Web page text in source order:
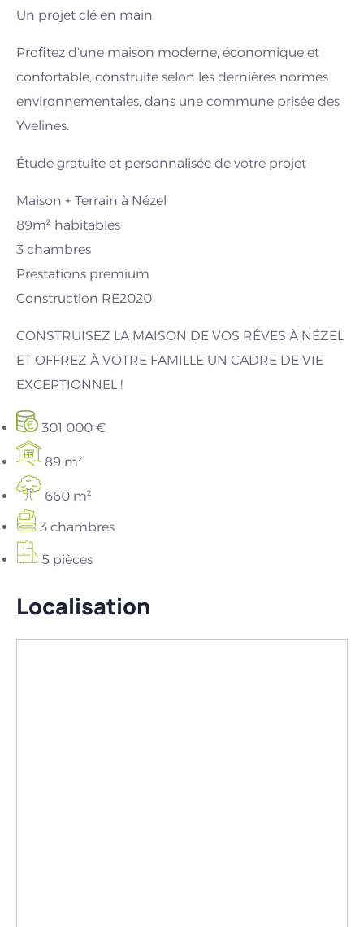
Un projet clé en main
Profitez d’une maison moderne, économique et
confortable, construite selon les dernières normes
environnementales, dans une commune prisée des
Yvelines.
Étude gratuite et personnalisée de votre projet
Maison + Terrain à Nézel
89m² habitables
3 chambres
Prestations premium
Construction RE2020
CONSTRUISEZ LA MAISON DE VOS RÊVES À NÉZEL
ET OFFREZ À VOTRE FAMILLE UN CADRE DE VIE
EXCEPTIONNEL !
301 000 €
89 m²
660 m²
3 chambres
5 pièces
Localisation